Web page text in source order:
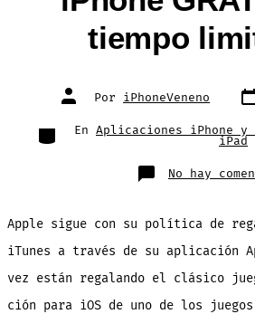
tiempo
Autor
de
entrada
Por iPhoneVeneno de
Categorías
En Aplicaciones iPhone y
iPad
No hay
Apple sigue con su política de
iTunes a través de su aplicación
vez están regalando el clásico
ción para iOS de uno de los juegos